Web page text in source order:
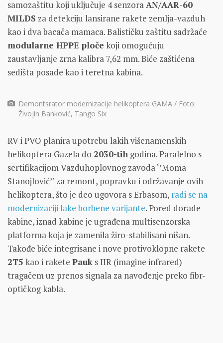
samozaštitu koji uključuje 4 senzora AN/AAR-60
MILDS za detekciju lansirane rakete zemlja-vazduh
kao i dva bacača mamaca. Balističku zaštitu sadržaće
modularne HPPE ploče koji omogućuju
zaustavljanje zrna kalibra 7,62 mm. Biće zaštićena
sedišta posade kao i teretna kabina.
Demontsrator modernizacije helikoptera GAMA / Foto:
Živojin Banković, Tango Six
RV i PVO planira upotrebu lakih višenamenskih
helikoptera Gazela do 2030-tih godina. Paralelno s
sertifikacijom Vazduhoplovnog zavoda ‘’Moma
Stanojlović’’ za remont, popravku i održavanje ovih
helikoptera, što je deo ugovora s Erbasom, radi se na
modernizaciji lake borbene varijante. Pored dorade
kabine, iznad kabine je ugrađena multisenzorska
platforma koja je zamenila žiro-stabilisani nišan.
Takođe biće integrisane i nove protivoklopne rakete
2T5 kao i rakete Pauk s IIR (imagine infrared)
tragačem uz prenos signala za navođenje preko fibr-
optičkog kabla.